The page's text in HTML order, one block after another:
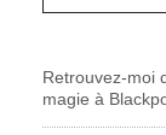
Retrouvez-moi
magie à